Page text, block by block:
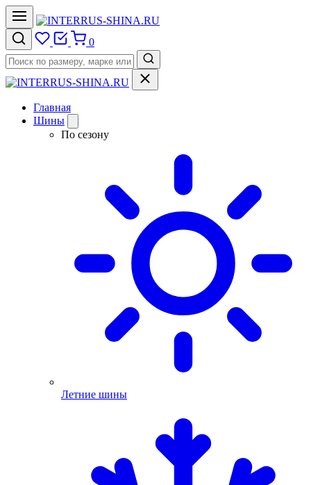
0
Главная
Шины
По сезону
Летние шины